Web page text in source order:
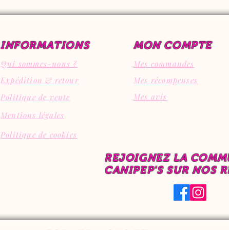
INFORMATIONS MON COMPTE
Qui sommes-nous ?
Mes commandes
Expédition & retour
Politique de vente
Mes récompenses
Mes avis
Mentions légales
Politique de cookies
REJOIGNEZ LA
CANIPEP'S SUR NOS